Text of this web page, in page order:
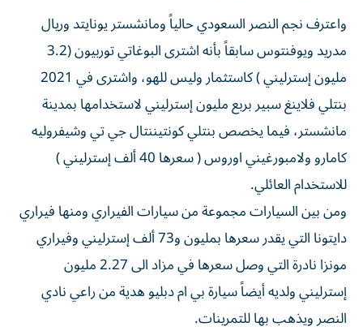
واعترف نجم النصر السعودي حالياً ومانشستر يونايتد وريال
مدريد ويوفنتوس سابقاً بأنه اشترى البوغاتي توربيون (3.2
مليون إسترليني ) كاستثمار وليس للهو، واشترى في 2021
بنتلي فلاينغ سبير بربع مليون إسترليني لاستخدامها بمدينة
مانشستر، فيما يخصص بنتلي كونتيننتال جي تي وشيفروليه
كامارو ولامبورغيني اوروس ( سعرها 40 ألف إسترليني )
للاستخدام العائلي.
ومن بين السيارات مجموعة من سيارات الفيراري ومنها فيراري
دايتونا التي يقدر سعرها بمليون و73 ألف إسترليني وفيراري
مونزا نادرة التي وصل سعرها في مزاد الى 2.27 مليون
إسترليني ولديه أيضاً سيارة بي ام دبليو هدية من راعي نادي
النصر ويذهب بها للتمرينات.